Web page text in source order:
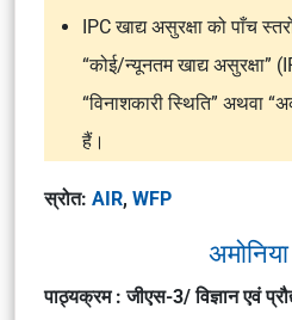
IPC खाद्य असुरक्षा को पाँच
“कोई/न्यूनतम खाद्य
“विनाशकारी स्थिति” अथवा
हैं।
स्रोत: AIR, WFP
पाठ्यक्रम : जीएस-3/ विज्ञान एवं